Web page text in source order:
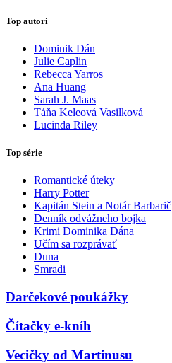
Top autori
Dominik Dán
Julie Caplin
Rebecca Yarros
Ana Huang
Sarah J. Maas
Táňa Keleová Vasilková
Lucinda Riley
Top série
Romantické úteky
Harry Potter
Kapitán Stein a Notár Barbarič
Denník odvážneho bojka
Krimi Dominika Dána
Učím sa rozprávať
Duna
Smradi
Darčekové poukážky
Čítačky e-kníh
Vecičky od Martinusu